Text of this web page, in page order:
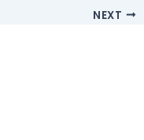
NEXT